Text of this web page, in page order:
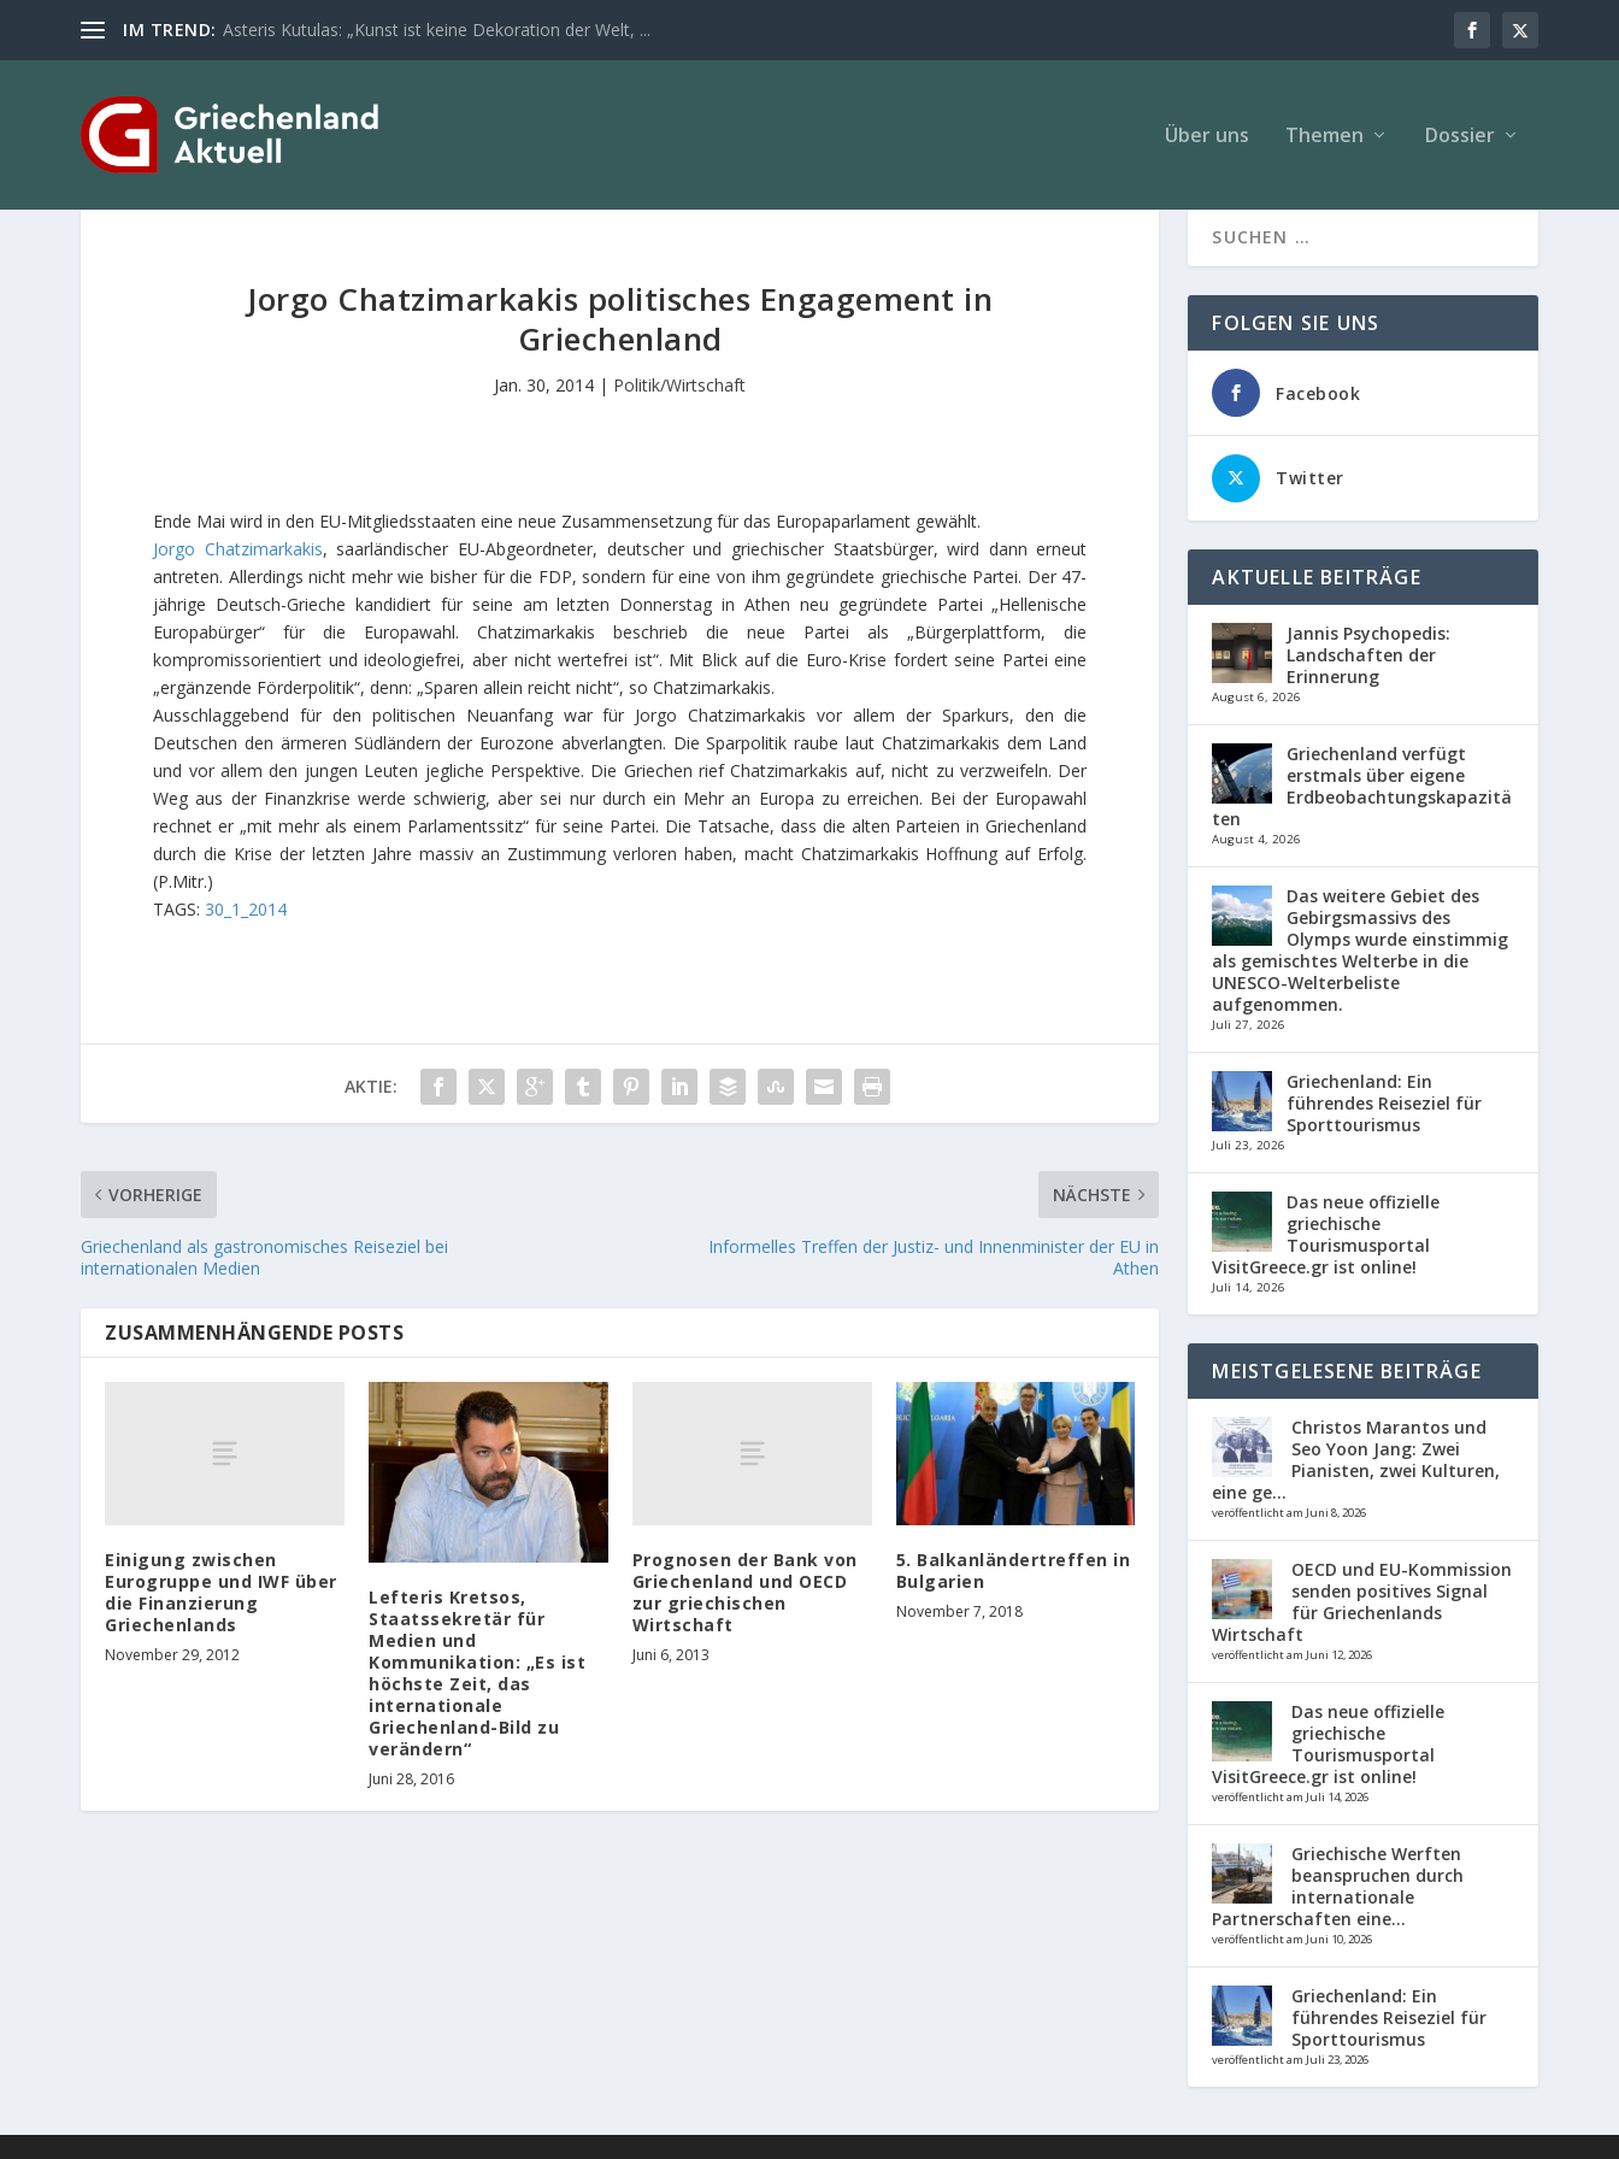
IM TREND: Asteris Kutulas: „Kunst ist keine Dekoration der Welt, ...
Über uns Themen Dossier
Jorgo Chatzimarkakis politisches Engagement in
Griechenland
Jan. 30, 2014 | Politik/Wirtschaft
Ende Mai wird in den EU-Mitgliedsstaaten eine neue Zusammensetzung für das Europaparlament gewählt.
Jorgo Chatzimarkakis, saarländischer EU-Abgeordneter, deutscher und griechischer Staatsbürger, wird dann erneut
antreten. Allerdings nicht mehr wie bisher für die FDP, sondern für eine von ihm gegründete griechische Partei. Der 47-
jährige Deutsch-Grieche kandidiert für seine am letzten Donnerstag in Athen neu gegründete Partei „Hellenische
Europabürger“ für die Europawahl. Chatzimarkakis beschrieb die neue Partei als „Bürgerplattform, die
kompromissorientiert und ideologiefrei, aber nicht wertefrei ist“. Mit Blick auf die Euro-Krise fordert seine Partei eine
„ergänzende Förderpolitik“, denn: „Sparen allein reicht nicht“, so Chatzimarkakis.
Ausschlaggebend für den politischen Neuanfang war für Jorgo Chatzimarkakis vor allem der Sparkurs, den die
Deutschen den ärmeren Südländern der Eurozone abverlangten. Die Sparpolitik raube laut Chatzimarkakis dem Land
und vor allem den jungen Leuten jegliche Perspektive. Die Griechen rief Chatzimarkakis auf, nicht zu verzweifeln. Der
Weg aus der Finanzkrise werde schwierig, aber sei nur durch ein Mehr an Europa zu erreichen. Bei der Europawahl
rechnet er „mit mehr als einem Parlamentssitz“ für seine Partei. Die Tatsache, dass die alten Parteien in Griechenland
durch die Krise der letzten Jahre massiv an Zustimmung verloren haben, macht Chatzimarkakis Hoffnung auf Erfolg.
(P.Mitr.)
TAGS: 30_1_2014
AKTIE:
VORHERIGE
Griechenland als gastronomisches Reiseziel bei
internationalen Medien
NÄCHSTE
Informelles Treffen der Justiz- und Innenminister der EU in
Athen
ZUSAMMENHÄNGENDE POSTS
Einigung zwischen
Eurogruppe und IWF über
die Finanzierung
Griechenlands
November 29, 2012
Lefteris Kretsos,
Staatssekretär für
Medien und
Kommunikation: „Es ist
höchste Zeit, das
internationale
Griechenland-Bild zu
verändern“
Juni 28, 2016
Prognosen der Bank von
Griechenland und OECD
zur griechischen
Wirtschaft
Juni 6, 2013
5. Balkanländertreffen in
Bulgarien
November 7, 2018
FOLGEN SIE UNS
Facebook
Twitter
AKTUELLE BEITRÄGE
Jannis Psychopedis:
Landschaften der
Erinnerung
August 6, 2026
Griechenland verfügt
erstmals über eigene
Erdbeobachtungskapazitä
ten
August 4, 2026
Das weitere Gebiet des
Gebirgsmassivs des
Olymps wurde einstimmig
als gemischtes Welterbe in die
UNESCO-Welterbeliste
aufgenommen.
Juli 27, 2026
Griechenland: Ein
führendes Reiseziel für
Sporttourismus
Juli 23, 2026
Das neue offizielle
griechische
Tourismusportal
VisitGreece.gr ist online!
Juli 14, 2026
MEISTGELESENE BEITRÄGE
Christos Marantos und
Seo Yoon Jang: Zwei
Pianisten, zwei Kulturen,
eine ge...
veröffentlicht am Juni 8, 2026
OECD und EU-Kommission
senden positives Signal
für Griechenlands
Wirtschaft
veröffentlicht am Juni 12, 2026
Das neue offizielle
griechische
Tourismusportal
VisitGreece.gr ist online!
veröffentlicht am Juli 14, 2026
Griechische Werften
beanspruchen durch
internationale
Partnerschaften eine...
veröffentlicht am Juni 10, 2026
Griechenland: Ein
führendes Reiseziel für
Sporttourismus
veröffentlicht am Juli 23, 2026